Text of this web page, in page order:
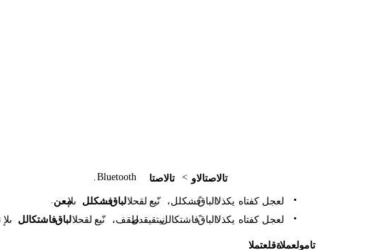
تالاصتالاو < تالاصتا Bluetooth
.
• لعجل كفتاه يكذلاًالباق،فشكلل نّيع لقحلالباقفشكلل ىلإمعن.
•
لعجل كفتاه يكذلاًالباقفاشتكاللنيتقيقدل،طقف نّيع لقحلالباقفاشتكالل ىلإ
تامولعملاةقلعتملا